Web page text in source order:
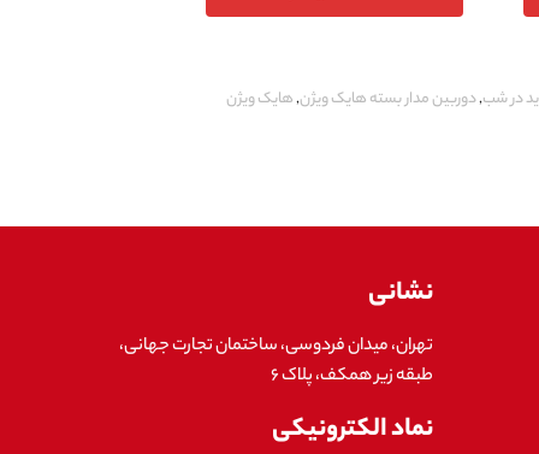
در شب,دوربین مدار بسته هایک ویژن,هایک ویژن
نشانی
تهران، میدان فردوسی، ساختمان تجارت جهانی،
طبقه زیر همکف، پلاک ۶
نماد الکترونیکی